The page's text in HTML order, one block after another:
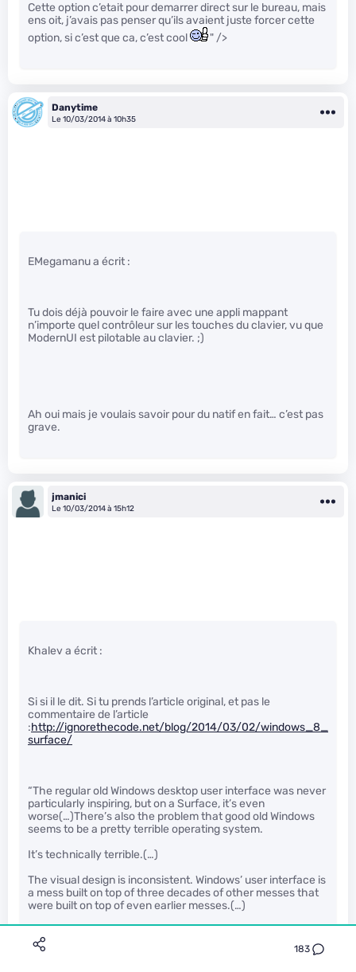
183
Cette option c’etait pour demarrer direct sur le bureau, mais
ens oit, j’avais pas penser qu’ils avaient juste forcer cette
option, si c’est que ca, c’est cool
" />
Danytime
Le 10/03/2014 à 10h35
EMegamanu a écrit :
Tu dois déjà pouvoir le faire avec une appli mappant
n’importe quel contrôleur sur les touches du clavier, vu que
ModernUI est pilotable au clavier. ;)
Ah oui mais je voulais savoir pour du natif en fait… c’est pas
grave.
jmanici
Le 10/03/2014 à 15h12
Khalev a écrit :
Si si il le dit. Si tu prends l’article original, et pas le
commentaire de l’article
:http://ignorethecode.net/blog/2014/03/02/windows_8_
surface/
“The regular old Windows desktop user interface was never
particularly inspiring, but on a Surface, it’s even
worse(…)There’s also the problem that good old Windows
seems to be a pretty terrible operating system.
It’s technically terrible.(…)
The visual design is inconsistent. Windows’ user interface is
a mess built on top of three decades of other messes that
were built on top of even earlier messes.(…)
borderline impossible on Windows.(…)